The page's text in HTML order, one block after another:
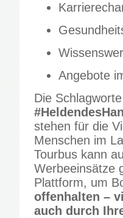
Angebote
Die
stehen für die
Menschen im
Tourbus kann
Werbeeinsätze
Plattform, um
offenhalten –
auch durch